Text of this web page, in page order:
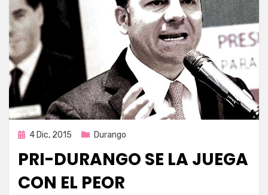
Publicada
4 Dic, 2015 Durango
PRI-DURANGO SE LA JUEGA
CON EL PEOR